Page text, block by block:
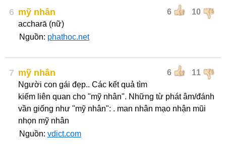
6 6 10
mỹ nhân
accharā (nữ)
Nguồn: phathoc.net
7 6 11
mỹ nhân
Người con gái đẹp.. Các kết quả tìm
kiếm liên quan cho "mỹ nhân". Những từ phát âm/đánh
vần giống như "mỹ nhân": . man nhân mạo nhận mũi
nhọn mỹ nhân
Nguồn: vdict.com